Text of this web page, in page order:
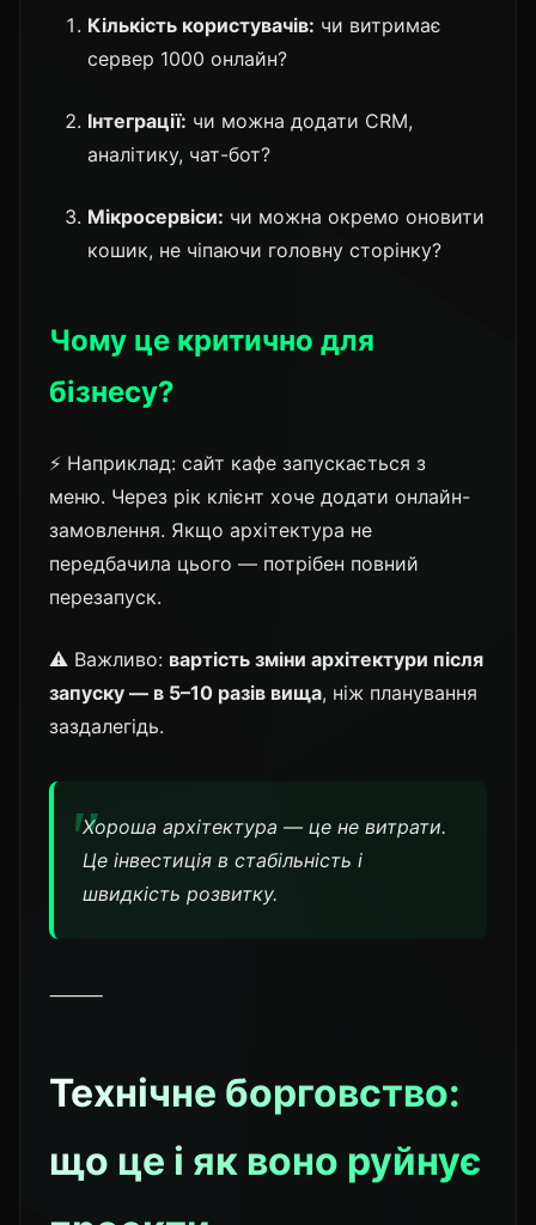
Кількість користувачів: чи витримає
сервер 1000 онлайн?
Інтеграції: чи можна додати CRM,
аналітику, чат-бот?
Мікросервіси: чи можна окремо оновити
кошик, не чіпаючи головну сторінку?
Чому це критично для
бізнесу?
⚡ Наприклад: сайт кафе запускається з
меню. Через рік клієнт хоче додати онлайн-
замовлення. Якщо архітектура не
передбачила цього — потрібен повний
перезапуск.
⚠️ Важливо: вартість зміни архітектури після
запуску — в 5–10 разів вища, ніж планування
заздалегідь.
Хороша архітектура — це не витрати.
Це інвестиція в стабільність і
швидкість розвитку.
⸻
Технічне борговство:
що це і як воно руйнує